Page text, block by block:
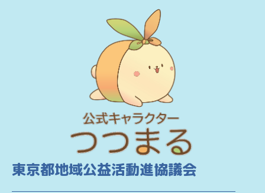
東京都地域公益活動進協議会